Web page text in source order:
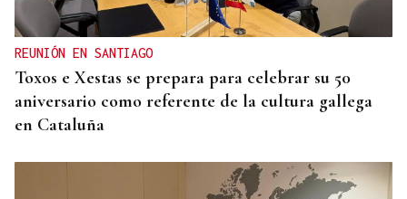
REUNIÓN EN SANTIAGO
Toxos e Xestas se prepara para celebrar su 50
aniversario como referente de la cultura gallega
en Cataluña